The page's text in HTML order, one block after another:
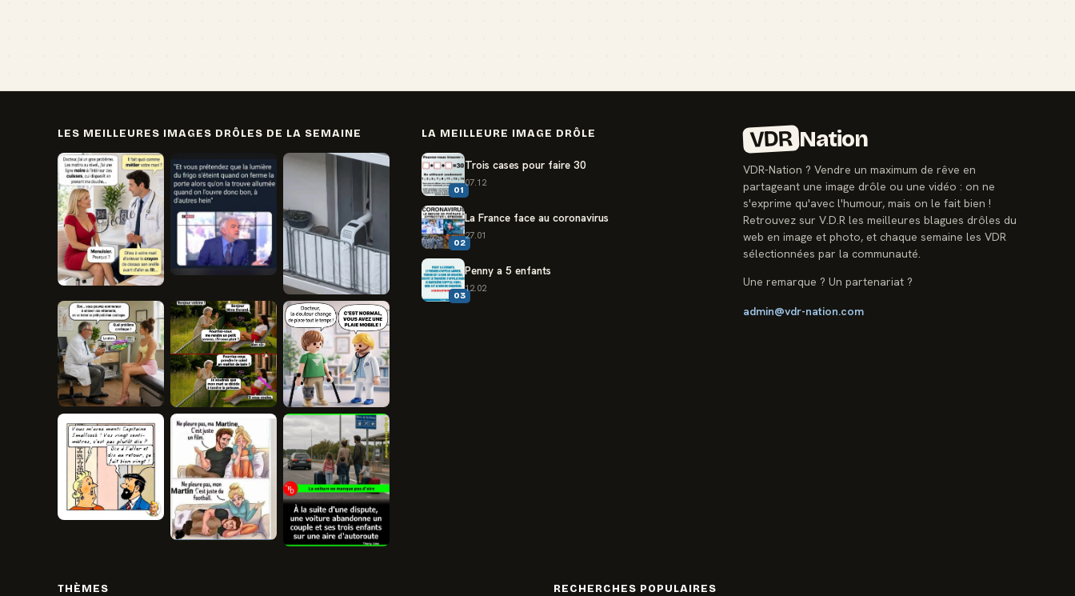
LES MEILLEURES IMAGES DRÔLES DE LA SEMAINE LA MEILLEURE IMAGE DRÔLE
01
Trois cases pour faire 30
07.12
02
La France face au coronavirus
27.01
03
Penny a 5 enfants
12.02
VDR Nation
VDR-Nation ? Vendre un maximum de rêve en
partageant une image drôle ou une vidéo : on ne
s'exprime qu'avec l'humour, mais on le fait bien !
Retrouvez sur V.D.R les meilleures blagues drôles du
web en image et photo, et chaque semaine les VDR
sélectionnées par la communauté.
Une remarque ? Un partenariat ?
admin@vdr-nation.com
THÈMES RECHERCHES POPULAIRES